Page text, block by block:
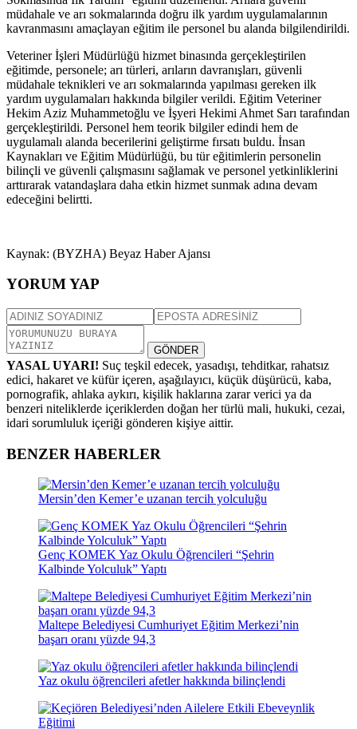
müdahale ve arı sokmalarında doğru ilk yardım uygulamalarının
kavranmasını amaçlayan eğitim ile personel bu alanda bilgilendirildi.
Veteriner İşleri Müdürlüğü hizmet binasında gerçekleştirilen
eğitimde, personele; arı türleri, arıların davranışları, güvenli
müdahale teknikleri ve arı sokmalarında yapılması gereken ilk
yardım uygulamaları hakkında bilgiler verildi. Eğitim Veteriner
Hekim Aziz Muhammetoğlu ve İşyeri Hekimi Ahmet Sarı tarafından
gerçekleştirildi. Personel hem teorik bilgiler edindi hem de
uygulamalı alanda becerilerini geliştirme fırsatı buldu. İnsan
Kaynakları ve Eğitim Müdürlüğü, bu tür eğitimlerin personelin
bilinçli ve güvenli çalışmasını sağlamak ve personel yetkinliklerini
arttırarak vatandaşlara daha etkin hizmet sunmak adına devam
edeceğini belirtti.
Kaynak: (BYZHA) Beyaz Haber Ajansı
YORUM YAP
GÖNDER
YASAL UYARI! Suç teşkil edecek, yasadışı, tehditkar, rahatsız
edici, hakaret ve küfür içeren, aşağılayıcı, küçük düşürücü, kaba,
pornografik, ahlaka aykırı, kişilik haklarına zarar verici ya da
benzeri niteliklerde içeriklerden doğan her türlü mali, hukuki, cezai,
idari sorumluluk içeriği gönderen kişiye aittir.
BENZER HABERLER
Mersin’den Kemer’e uzanan tercih yolculuğu
Genç KOMEK Yaz Okulu Öğrencileri “Şehrin
Kalbinde Yolculuk” Yaptı
Maltepe Belediyesi Cumhuriyet Eğitim Merkezi’nin
başarı oranı yüzde 94,3
Yaz okulu öğrencileri afetler hakkında bilinçlendi